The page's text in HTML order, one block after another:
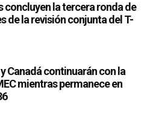
concluyen la tercera ronda de
de la revisión conjunta del T-
Canadá continuarán con la
mientras permanece en